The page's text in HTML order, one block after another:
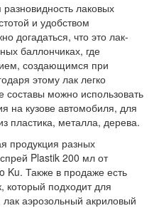
лаковых
и удобством
догадаться, что это лак-
баллончиках, где
создающимся при
этому лак легко
составы можно использовать
на кузове автомобиля, для
пластика, металла, дерева.
продукция разных
Plastik 200 мл от
Ku. Также в продаже есть
который подходит для
аэрозольный акриловый